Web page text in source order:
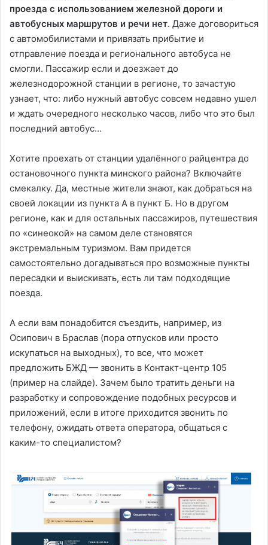
проезда с использованием железной дороги и
автобусных маршрутов и речи нет. Даже договориться
с автомобилистами и привязать прибытие и
отправление поезда и регионального автобуса не
смогли. Пассажир если и доезжает до
железнодорожной станции в регионе, то зачастую
узнает, что: либо нужный автобус совсем недавно ушел
и ждать очередного несколько часов, либо что это был
последний автобус…
Хотите проехать от станции удалённого райцентра до
остановочного пункта минского района? Включайте
смекалку. Да, местные жители знают, как добраться на
своей локации из пункта А в пункт Б. Но в другом
регионе, как и для остальных пассажиров, путешествия
по «синеокой» на самом деле становятся
экстремальным туризмом. Вам придется
самостоятельно догадываться про возможные пункты
пересадки и выискивать, есть ли там подходящие
поезда.
А если вам понадобится съездить, например, из
Осипович в Браслав (пора отпусков или просто
искупаться на выходных), то все, что может
предложить БЖД — звонить в Контакт-центр 105
(пример на слайде). Зачем было тратить деньги на
разработку и сопровождение подобных ресурсов и
приложений, если в итоге приходится звонить по
телефону, ожидать ответа оператора, общаться с
каким-то специалистом?